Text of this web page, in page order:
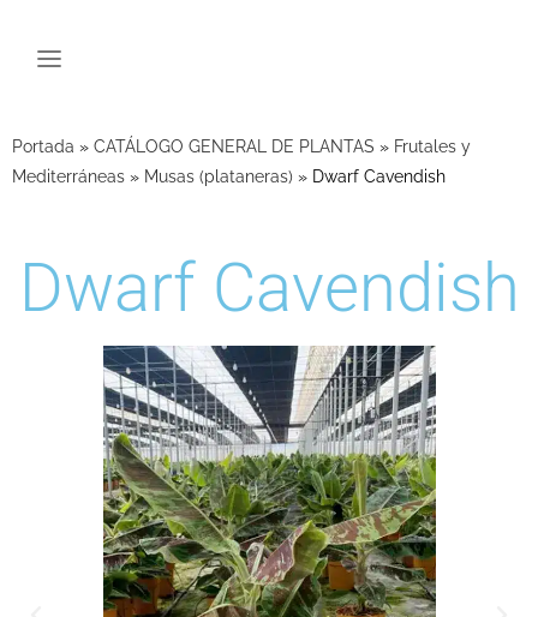
Portada » CATÁLOGO GENERAL DE PLANTAS » Frutales y
Mediterráneas » Musas (plataneras) » Dwarf Cavendish
Dwarf Cavendish